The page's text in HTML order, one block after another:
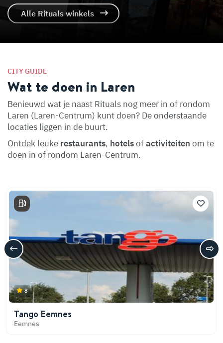
Alle Rituals winkels
CITY GUIDE
Wat te doen in Laren
Benieuwd wat je naast Rituals nog meer in of rondom
Laren (Laren-Centrum) kunt doen? De onderstaande
locaties liggen in de buurt.
Ontdek leuke restaurants, hotelsofactiviteiten om te
doen in of rondom Laren-Centrum.
8
Tango Eemnes
Eemnes